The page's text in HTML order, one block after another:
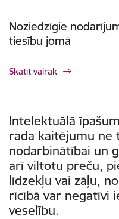
Noziedzīgie
tiesību jomā
Skatīt vairāk
Intelektuālā
rada kaitējumu ne
nodarbinātībai un
arī viltotu preču,
līdzekļu vai zāļu,
rīcībā var negatīvi
veselību.